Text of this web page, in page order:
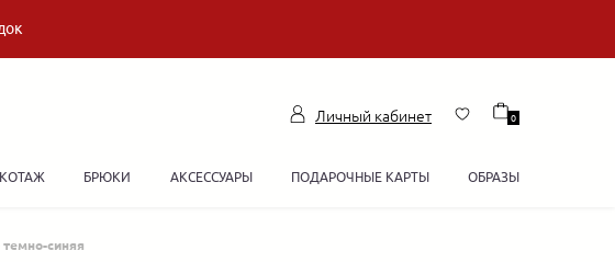
Личный кабинет 0
БРЮКИ АКСЕССУАРЫ ПОДАРОЧНЫЕ КАРТЫ ОБРАЗЫ
синяя